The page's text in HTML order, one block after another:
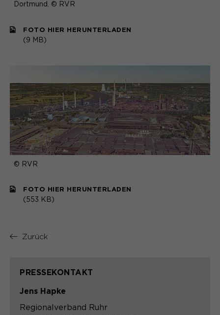
Dortmund. © RVR
FOTO HIER HERUNTERLADEN
(9 MB)
© RVR
FOTO HIER HERUNTERLADEN
(553 KB)
Zurück
PRESSEKONTAKT
Jens Hapke
Regionalverband Ruhr